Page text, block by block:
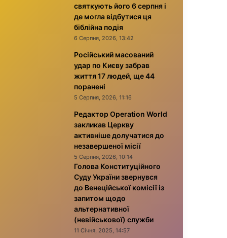
святкують його 6 серпня і
де могла відбутися ця
біблійна подія
6 Серпня, 2026, 13:42
Російський масований
удар по Києву забрав
життя 17 людей, ще 44
поранені
5 Серпня, 2026, 11:16
Редактор Operation World
закликав Церкву
активніше долучатися до
незавершеної місії
5 Серпня, 2026, 10:14
Голова Конституційного
Суду України звернувся
до Венеційської комісії із
запитом щодо
альтернативної
(невійськової) служби
11 Січня, 2025, 14:57